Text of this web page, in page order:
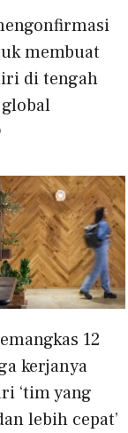
membuat
di tengah
12
kerjanya
‘tim yang
lebih cepat’